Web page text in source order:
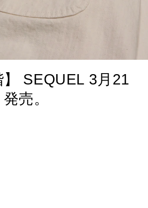
】 SEQUEL 3月21
売。